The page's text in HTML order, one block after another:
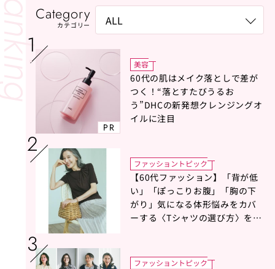
Category
カテゴリー
PR
美容
60代の肌はメイク落としで差が
つく！“落とすたびうるお
う”DHCの新発想クレンジングオ
イルに注目
ファッショントピック
【60代ファッション】「背が低
い」「ぽっこりお腹」「胸の下
がり」気になる体形悩みをカバ
ーする〈Tシャツの選び方〉をス
ファッショントピック